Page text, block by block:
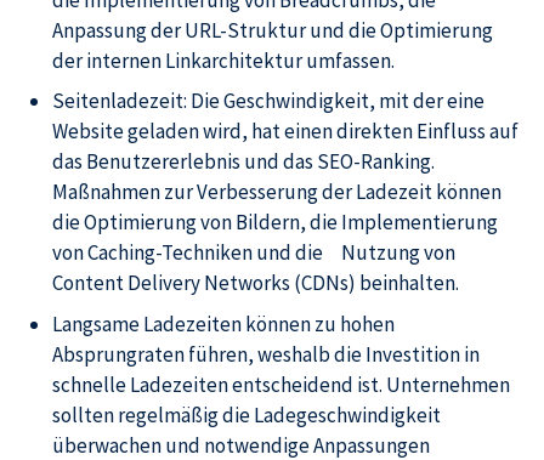
Anpassung der URL-Struktur und die Optimierung
der internen Linkarchitektur umfassen.
Seitenladezeit: Die Geschwindigkeit, mit der eine
Website geladen wird, hat einen direkten Einfluss auf
das Benutzererlebnis und das SEO-Ranking.
Maßnahmen zur Verbesserung der Ladezeit können
die Optimierung von Bildern, die Implementierung
von Caching-Techniken und die Nutzung von
Content Delivery Networks (CDNs) beinhalten.
Langsame Ladezeiten können zu hohen
Absprungraten führen, weshalb die Investition in
schnelle Ladezeiten entscheidend ist. Unternehmen
sollten regelmäßig die Ladegeschwindigkeit
überwachen und notwendige Anpassungen